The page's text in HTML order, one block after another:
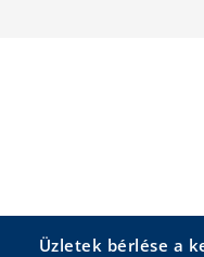
Üzletek bérlése a